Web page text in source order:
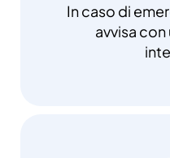
In caso di
avvisa